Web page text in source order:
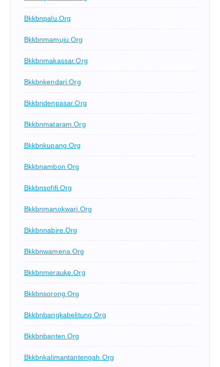
Bkkbnpalu.org
Bkkbnmamuju.org
Bkkbnmakassar.org
Bkkbnkendari.org
Bkkbndenpasar.org
Bkkbnmataram.org
Bkkbnkupang.org
Bkkbnambon.org
Bkkbnsofifi.org
Bkkbnmanokwari.org
Bkkbnnabire.org
Bkkbnwamena.org
Bkkbnmerauke.org
Bkkbnsorong.org
Bkkbnbangkabelitung.org
Bkkbnbanten.org
Bkkbnkalimantantengah.org